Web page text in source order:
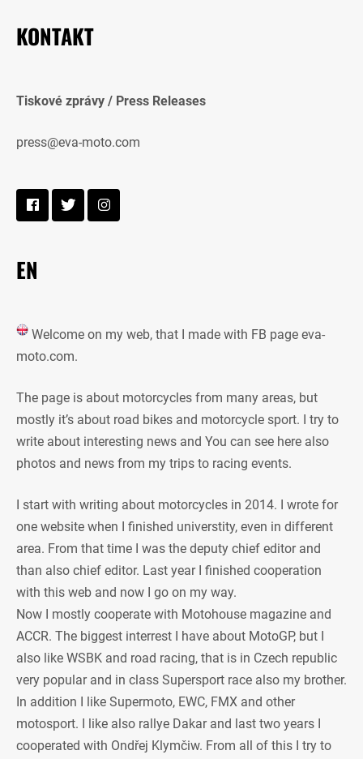
KONTAKT
Tiskové zprávy / Press Releases
press@eva-moto.com
EN
Welcome on my web, that I made with FB page eva-
moto.com.
The page is about motorcycles from many areas, but
mostly it’s about road bikes and motorcycle sport. I try to
write about interesting news and You can see here also
photos and news from my trips to racing events.
I start with writing about motorcycles in 2014. I wrote for
one website when I finished universtity, even in different
area. From that time I was the deputy chief editor and
than also chief editor. Last year I finished cooperation
with this web and now I go on my way.
Now I mostly cooperate with Motohouse magazine and
ACCR. The biggest interrest I have about MotoGP, but I
also like WSBK and road racing, that is in Czech republic
very popular and in class Supersport race also my brother.
In addition I like Supermoto, EWC, FMX and other
motosport. I like also rallye Dakar and last two years I
cooperated with Ondřej Klymčiw. From all of this I try to